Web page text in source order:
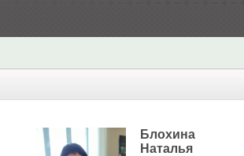
Блохина
Наталья